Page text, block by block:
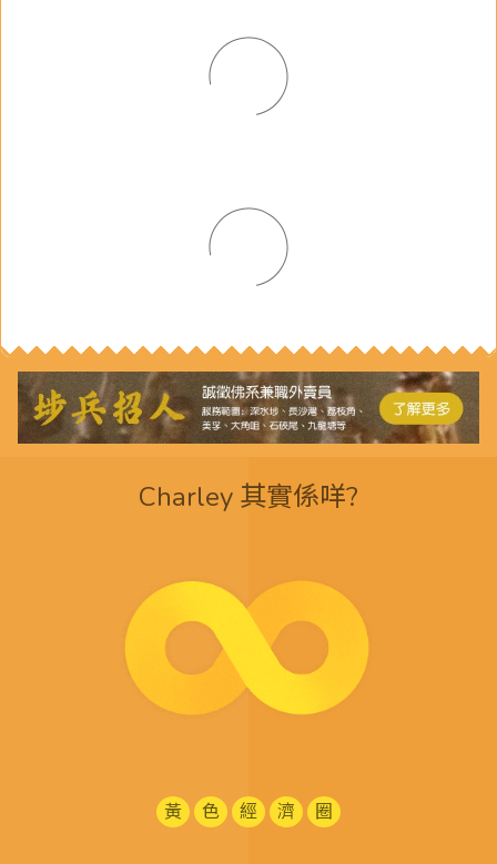
Charley 其實係咩?
黃 色 經 濟 圈